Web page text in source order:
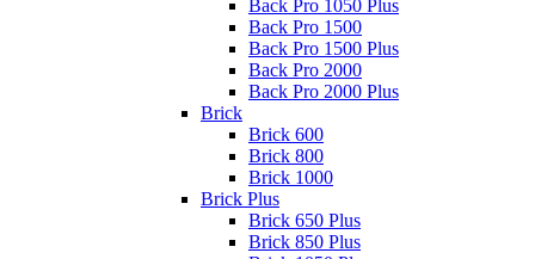
Back Pro 1050 Plus
Back Pro 1500
Back Pro 1500 Plus
Back Pro 2000
Back Pro 2000 Plus
Brick
Brick 600
Brick 800
Brick 1000
Brick Plus
Brick 650 Plus
Brick 850 Plus